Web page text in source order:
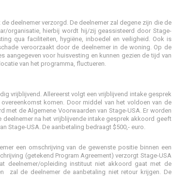
deelnemer verzorgd. De deelnemer zal degene zijn die de
organisatie, hierbij wordt hij/zij geassisteerd door Stage-
qua faciliteiten, hygiëne, inboedel en veiligheid. Ook is
veroorzaakt door de deelnemer in de woning. Op de
aangegeven voor huisvesting en kunnen gezien de tijd van
van het programma, fluctueren.
vrijblijvend. Allereerst volgt een vrijblijvend intake gesprek
komen. Door middel van het voldoen van de
de Algemene Voorwaarden van Stage-USA. Er worden
na het vrijblijvende intake gesprek akkoord geeft
Stage-USA. De aanbetaling bedraagt $500,- euro.
een omschrijving van de gewenste positie binnen een
(getekend Program Agreement) verzorgt Stage-USA
deelnemer/opleiding instituut niet akkoord gaat met de
zal de deelnemer de aanbetaling niet retour krijgen. De